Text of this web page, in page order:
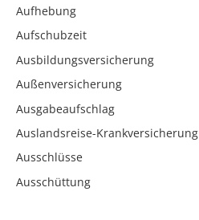
Aufhebung
Aufschubzeit
Ausbildungsversicherung
Außenversicherung
Ausgabeaufschlag
Auslandsreise-Krankversicherung
Ausschlüsse
Ausschüttung